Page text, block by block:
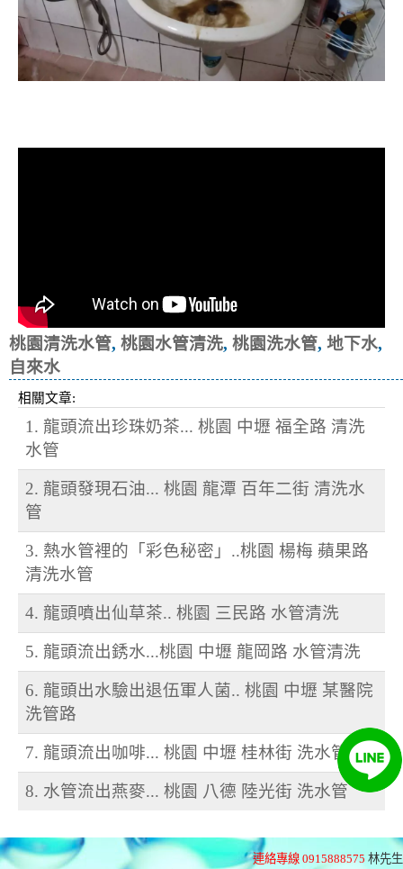
桃園清洗水管, 桃園水管清洗, 桃園洗水管, 地下水,
自來水
相關文章:
1. 龍頭流出珍珠奶茶... 桃園 中壢 福全路 清洗
水管
2. 龍頭發現石油... 桃園 龍潭 百年二街 清洗水
管
3. 熱水管裡的「彩色秘密」..桃園 楊梅 蘋果路
清洗水管
4. 龍頭噴出仙草茶.. 桃園 三民路 水管清洗
5. 龍頭流出銹水...桃園 中壢 龍岡路 水管清洗
6. 龍頭出水驗出退伍軍人菌.. 桃園 中壢 某醫院
洗管路
7. 龍頭流出咖啡... 桃園 中壢 桂林街 洗水管
8. 水管流出燕麥... 桃園 八德 陸光街 洗水管
連絡專線 0915888575 林先生